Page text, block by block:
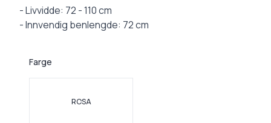
- Livvidde: 72 - 110 cm
- Innvendig benlengde: 72 cm
Farge
Velg en Farge
ROSA